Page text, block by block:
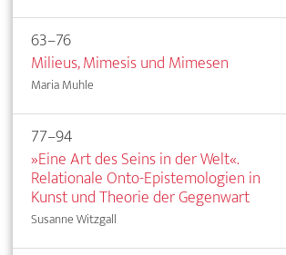
63–76
Milieus, Mimesis und Mimesen
Maria Muhle
77–94
»Eine Art des Seins in der Welt«.
Relationale Onto-Epistemologien in
Kunst und Theorie der Gegenwart
Susanne Witzgall